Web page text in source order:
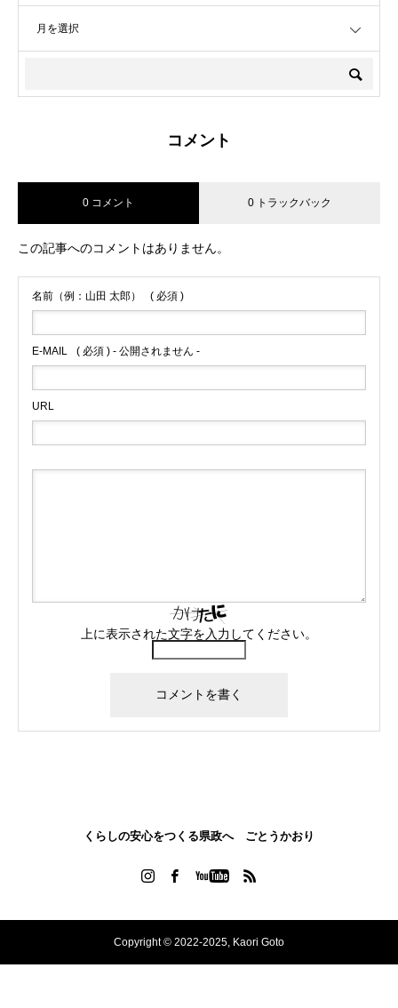
コメント
0 コメント 0 トラックバック
この記事へのコメントはありません。
名前（例：山田 太郎） ( 必須 )
E-MAIL ( 必須 ) - 公開されません -
URL
上に表示された文字を入力してください。
くらしの安心をつくる県政へ ごとうかおり
Copyright © 2022-2025, Kaori Goto